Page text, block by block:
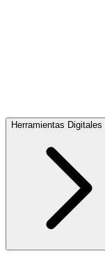
Herramientas Digitales